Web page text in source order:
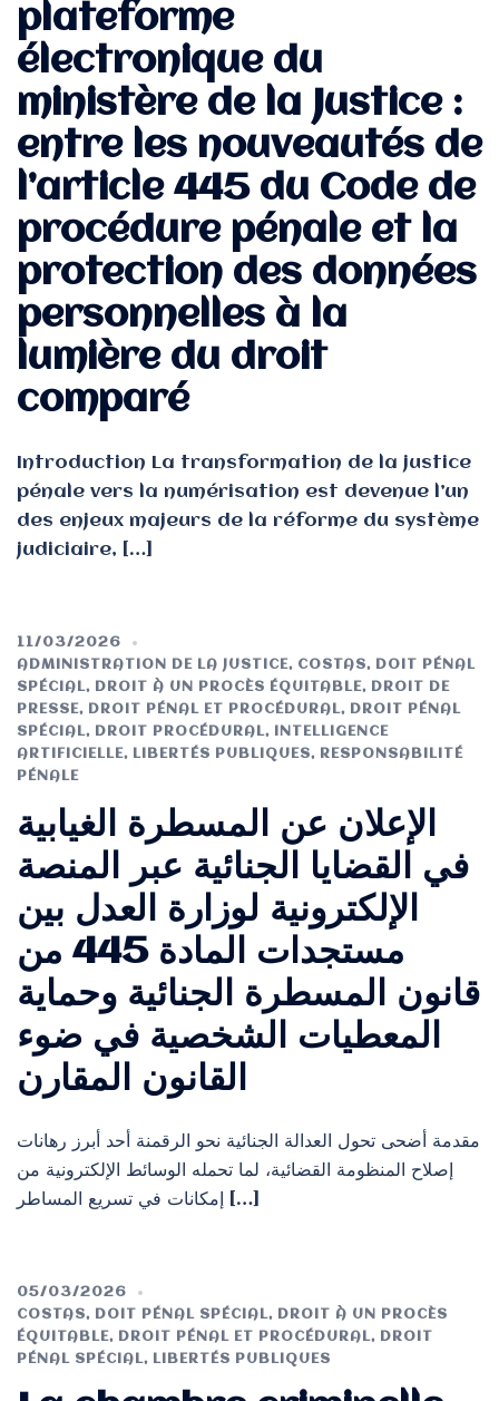
plateforme
électronique du
ministère de la Justice :
entre les nouveautés de
l’article 445 du Code de
procédure pénale et la
protection des données
personnelles à la
lumière du droit
comparé
Introduction La transformation de la justice
pénale vers la numérisation est devenue l’un
des enjeux majeurs de la réforme du système
judiciaire, […]
11/03/2026
ADMINISTRATION DE LA JUSTICE, COSTAS,
DOIT PÉNAL
SPÉCIAL, DROIT À UN PROCÈS ÉQUITABLE,
DROIT DE
PRESSE, DROIT PÉNAL ET PROCÉDURAL,
DROIT PÉNAL
SPÉCIAL, DROIT PROCÉDURAL,
INTELLIGENCE
ARTIFICIELLE, LIBERTÉS PUBLIQUES,
RESPONSABILITÉ
PÉNALE
الإعلان عن المسطرة الغيابية
في القضايا الجنائية عبر المنصة
الإلكترونية لوزارة العدل بين
مستجدات المادة 445 من
قانون المسطرة الجنائية وحماية
المعطيات الشخصية في ضوء
القانون المقارن
مقدمة أضحى تحول العدالة الجنائية نحو الرقمنة أحد أبرز رهانات
إصلاح المنظومة القضائية، لما تحمله الوسائط الإلكترونية من
إمكانات في تسريع المساطر […]
05/03/2026
COSTAS, DOIT PÉNAL SPÉCIAL,
DROIT À UN PROCÈS
ÉQUITABLE, DROIT PÉNAL ET PROCÉDURAL,
DROIT
PÉNAL SPÉCIAL, LIBERTÉS PUBLIQUES